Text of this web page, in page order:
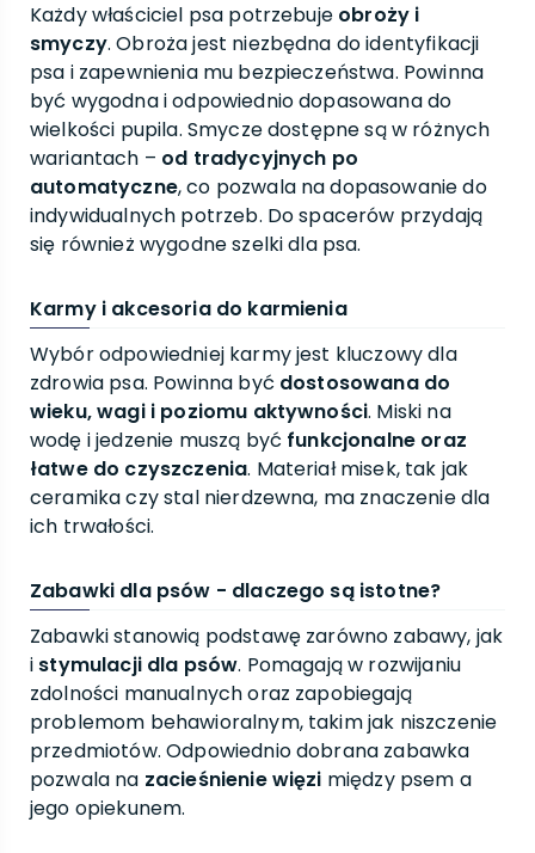
Każdy właściciel psa potrzebuje obroży i
smyczy. Obroża jest niezbędna do identyfikacji
psa i zapewnienia mu bezpieczeństwa. Powinna
być wygodna i odpowiednio dopasowana do
wielkości pupila. Smycze dostępne są w różnych
wariantach – od tradycyjnych po
automatyczne, co pozwala na dopasowanie do
indywidualnych potrzeb. Do spacerów przydają
się również wygodne szelki dla psa.
Karmy i akcesoria do karmienia
Wybór odpowiedniej karmy jest kluczowy dla
zdrowia psa. Powinna być dostosowana do
wieku, wagi i poziomu aktywności. Miski na
wodę i jedzenie muszą być funkcjonalne oraz
łatwe do czyszczenia. Materiał misek, tak jak
ceramika czy stal nierdzewna, ma znaczenie dla
ich trwałości.
Zabawki dla psów - dlaczego są istotne?
Zabawki stanowią podstawę zarówno zabawy, jak
i stymulacji dla psów. Pomagają w rozwijaniu
zdolności manualnych oraz zapobiegają
problemom behawioralnym, takim jak niszczenie
przedmiotów. Odpowiednio dobrana zabawka
pozwala na zacieśnienie więzi między psem a
jego opiekunem.